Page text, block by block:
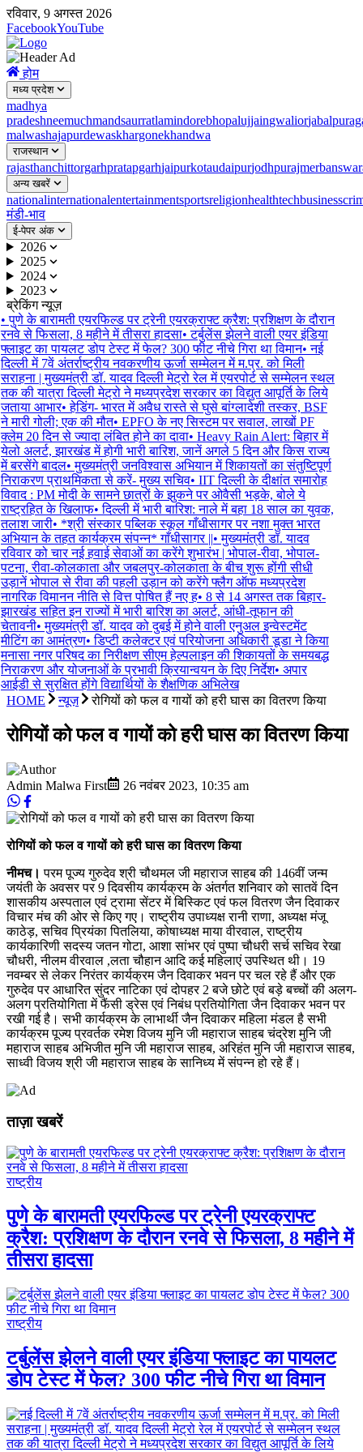
रविवार, 9 अगस्त 2026
FacebookYouTube
होम
मध्य प्रदेश
madhya
pradeshneemuchmandsaurratlamindorebhopalujjaingwaliorjabalpur
malwashajapurdewaskhargonekhandwa
राजस्थान
rajasthanchittorgarhpratapgarhjaipurkotaudaipurjodhpurajmer
अन्य खबरें
nationalinternationalentertainmentsportsreligionhealthtechbusiness
मंडी-भाव
ई-पेपर अंक
2026
2025
2024
2023
ब्रेकिंग न्यूज़
• पुणे के बारामती एयरफिल्ड पर ट्रेनी एयरक्राफ्ट क्रैश: प्रशिक्षण के दौरान
रनवे से फिसला, 8 महीने में तीसरा हादसा• टर्बुलेंस झेलने वाली एयर इंडिया
फ्लाइट का पायलट डोप टेस्ट में फेल? 300 फीट नीचे गिरा था विमान• नई
दिल्ली में 7वें अंतर्राष्ट्रीय नवकरणीय ऊर्जा सम्मेलन में म.प्र. को मिली
सराहना | मुख्यमंत्री डॉ. यादव दिल्ली मेट्रो रेल में एयरपोर्ट से सम्मेलन स्थल
तक की यात्रा दिल्ली मेट्रो ने मध्यप्रदेश सरकार का विद्युत आपूर्ति के लिये
जताया आभार• हेडिंग- भारत में अवैध रास्ते से घुसे बांग्लादेशी तस्कर, BSF
ने मारी गोली; एक की मौत• EPFO के नए सिस्टम पर सवाल, लाखों PF
क्लेम 20 दिन से ज्यादा लंबित होने का दावा• Heavy Rain Alert: बिहार में
येलो अलर्ट, झारखंड में होगी भारी बारिश, जानें अगले 5 दिन और किस राज्य
में बरसेंगे बादल• मुख्यमंत्री जनविश्वास अभियान में शिकायतों का संतुष्टिपूर्ण
निराकरण प्राथमिकता से करें- मुख्य सचिव• IIT दिल्ली के दीक्षांत समारोह
विवाद : PM मोदी के सामने छात्रों के झुकने पर ओवैसी भड़के, बोले ये
राष्ट्रहित के खिलाफ• दिल्ली में भारी बारिश: नाले में बहा 18 साल का युवक,
तलाश जारी• *श्री संस्कार पब्लिक स्कूल गाँधीसागर पर नशा मुक्त भारत
अभियान के तहत कार्यक्रम संपन्न* गाँधीसागर ||• मुख्यमंत्री डॉ. यादव
रविवार को चार नई हवाई सेवाओं का करेंगे शुभारंभ | भोपाल-रीवा, भोपाल-
पटना, रीवा-कोलकाता और जबलपुर-कोलकाता के बीच शुरू होंगी सीधी
उड़ानें भोपाल से रीवा की पहली उड़ान को करेंगे फ्लैग ऑफ मध्यप्रदेश
नागरिक विमानन नीति से वित्त पोषित हैं नए ह• 8 से 14 अगस्त तक बिहार-
झारखंड सहित इन राज्यों में भारी बारिश का अलर्ट, आंधी-तूफान की
चेतावनी• मुख्यमंत्री डॉ. यादव को दुबई में होने वाली एनुअल इन्वेस्टमेंट
मीटिंग का आमंत्रण• डिप्टी कलेक्टर एवं परियोजना अधिकारी डूडा ने किया
मनासा नगर परिषद का निरीक्षण सीएम हेल्पलाइन की शिकायतों के समयबद्ध
निराकरण और योजनाओं के प्रभावी क्रियान्वयन के दिए निर्देश• अपार
आईडी से सुरक्षित होंगे विद्यार्थियों के शैक्षणिक अभिलेख
HOME
न्यूज़ रोगियों को फल व गायों को हरी घास का वितरण किया
रोगियों को फल व गायों को हरी घास का वितरण किया
Admin Malwa First 26 नवंबर 2023, 10:35 am
रोगियों को फल व गायों को हरी घास का वितरण किया
नीमच। परम पूज्य गुरुदेव श्री चौथमल जी महाराज साहब की 146वीं जन्म
जयंती के अवसर पर 9 दिवसीय कार्यक्रम के अंतर्गत शनिवार को सातवें दिन
शासकीय अस्पताल एवं ट्रामा सेंटर में बिस्किट एवं फल वितरण जैन दिवाकर
विचार मंच की ओर से किए गए। राष्ट्रीय उपाध्यक्ष रानी राणा, अध्यक्ष मंजू
काठेड़, सचिव प्रियंका पितलिया, कोषाध्यक्ष माया वीरवाल, राष्ट्रीय
कार्यकारिणी सदस्य जतन गोटा, आशा सांभर एवं पुष्पा चौधरी सर्च सचिव रेखा
चौधरी, नीलम वीरवाल ,लता चौहान आदि कई महिलाएं उपस्थित थी। 19
नवम्बर से लेकर निरंतर कार्यक्रम जैन दिवाकर भवन पर चल रहे हैं और एक
गुरुदेव पर आधारित सुंदर नाटिका एवं दोपहर 2 बजे छोटे एवं बड़े बच्चों की अलग-
अलग प्रतियोगिता में फैंसी ड्रेस एवं निबंध प्रतियोगिता जैन दिवाकर भवन पर
रखी गई है। सभी कार्यक्रम के लाभार्थी जैन दिवाकर महिला मंडल है सभी
कार्यक्रम पूज्य प्रवर्तक रमेश विजय मुनि जी महाराज साहब चंद्रेश मुनि जी
महाराज साहब अभिजीत मुनि जी महाराज साहब, अरिहंत मुनि जी महाराज साहब,
साध्वी विजय श्री जी महाराज साहब के सानिध्य में संपन्न हो रहे हैं।
ताज़ा खबरें
राष्ट्रीय
पुणे के बारामती एयरफिल्ड पर ट्रेनी एयरक्राफ्ट
क्रैश: प्रशिक्षण के दौरान रनवे से फिसला, 8 महीने में
तीसरा हादसा
राष्ट्रीय
टर्बुलेंस झेलने वाली एयर इंडिया फ्लाइट का पायलट
डोप टेस्ट में फेल? 300 फीट नीचे गिरा था विमान